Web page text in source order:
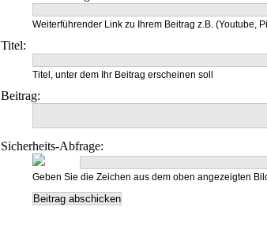
Weiterführender Link zu Ihrem Beitrag z.B. (Youtube,
Titel:
Titel, unter dem Ihr Beitrag erscheinen soll
Beitrag:
Sicherheits-Abfrage:
Geben Sie die Zeichen aus dem oben angezeigten